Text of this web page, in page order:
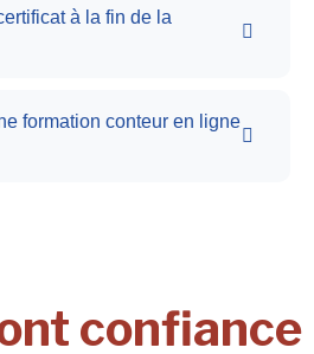
à la fin de la
formation conteur en ligne
confiance